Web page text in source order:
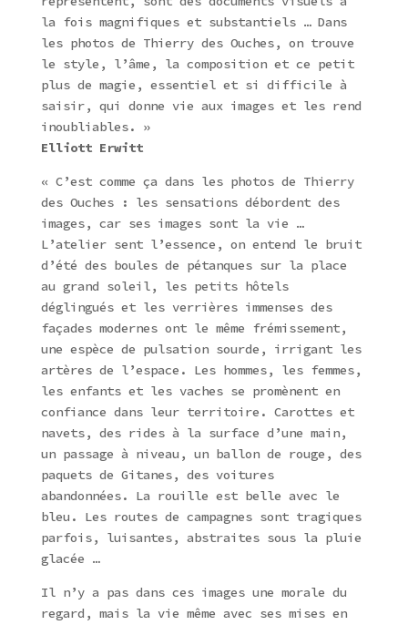
la fois magnifiques et substantiels … Dans
les photos de Thierry des Ouches, on trouve
le style, l’âme, la composition et ce petit
plus de magie, essentiel et si difficile à
saisir, qui donne vie aux images et les rend
inoubliables. »
Elliott Erwitt
« C’est comme ça dans les photos de Thierry
des Ouches : les sensations débordent des
images, car ses images sont la vie …
L’atelier sent l’essence, on entend le bruit
d’été des boules de pétanques sur la place
au grand soleil, les petits hôtels
déglingués et les verrières immenses des
façades modernes ont le même frémissement,
une espèce de pulsation sourde, irrigant les
artères de l’espace. Les hommes, les femmes,
les enfants et les vaches se promènent en
confiance dans leur territoire. Carottes et
navets, des rides à la surface d’une main,
un passage à niveau, un ballon de rouge, des
paquets de Gitanes, des voitures
abandonnées. La rouille est belle avec le
bleu. Les routes de campagnes sont tragiques
parfois, luisantes, abstraites sous la pluie
glacée …
Il n’y a pas dans ces images une morale du
regard, mais la vie même avec ses mises en